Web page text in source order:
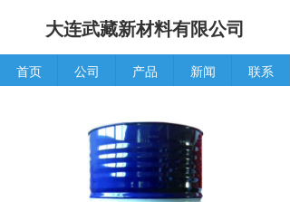
大连武藏新材料有限公司
首页 公司 产品 新闻 联系